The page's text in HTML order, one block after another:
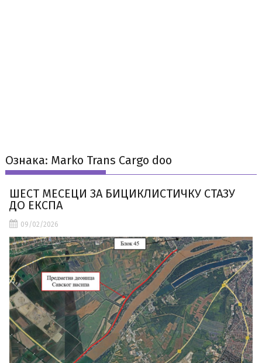
Ознака: Marko Trans Cargo doo
ШЕСТ МЕСЕЦИ ЗА БИЦИКЛИСТИЧКУ СТАЗУ
ДО ЕКСПА
09/02/2026